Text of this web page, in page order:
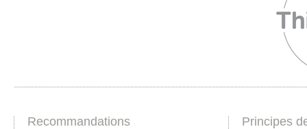
Recommandations Principes